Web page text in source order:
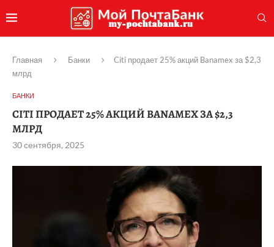
Главная Банки
Citi продает 25% акций Banamex за $2,3
млрд
БАНКИ
CITI ПРОДАЕТ 25% АКЦИЙ BANAMEX ЗА $2,3
МЛРД
30 сентября, 2025